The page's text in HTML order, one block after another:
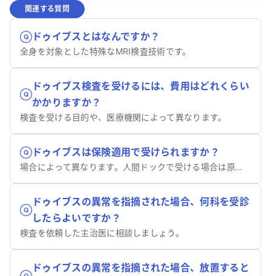
関連する質問
ドゥイブスとはなんですか？
全身を対象とした特殊なMRI検査技術です。
ドゥイブス検査を受けるには、費用はどれくらい
かかりますか？
検査を受ける目的や、医療機関によって異なります。
ドゥイブスは保険適用で受けられますか？
場合によって異なります。人間ドックで受ける場合は原則的に保険適用外です。
ドゥイブスの異常を指摘された場合、何科を受診
したらよいですか？
検査を依頼した主治医に相談しましょう。
ドゥイブスの異常を指摘された場合、放置すると